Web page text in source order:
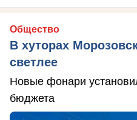
Общество
В хуторах
светлее
Новые фонари
бюджета